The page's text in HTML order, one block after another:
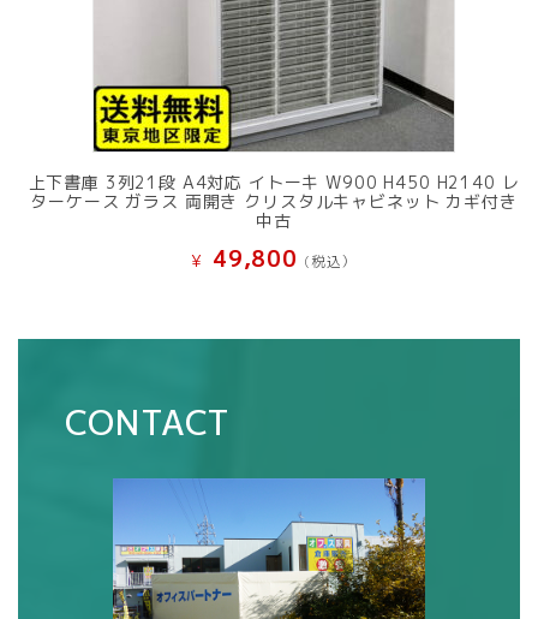
上下書庫 3列21段 A4対応 イトーキ W900 H450 H2140 レ
ターケース ガラス 両開き クリスタルキャビネット カギ付き
中古
¥ 49,800 (税込）
CONTACT